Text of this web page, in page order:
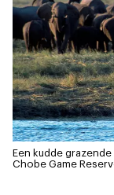
Een kudde
Chobe Game